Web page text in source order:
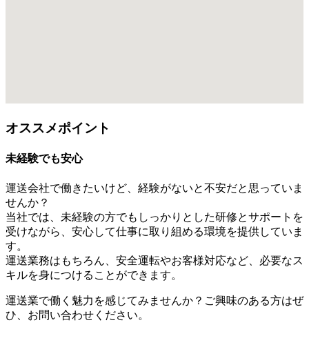
オススメポイント
未経験でも安心
運送会社で働きたいけど、経験がないと不安だと思っていま
せんか？
当社では、未経験の方でもしっかりとした研修とサポートを
受けながら、安心して仕事に取り組める環境を提供していま
す。
運送業務はもちろん、安全運転やお客様対応など、必要なス
キルを身につけることができます。
運送業で働く魅力を感じてみませんか？ご興味のある方はぜ
ひ、お問い合わせください。